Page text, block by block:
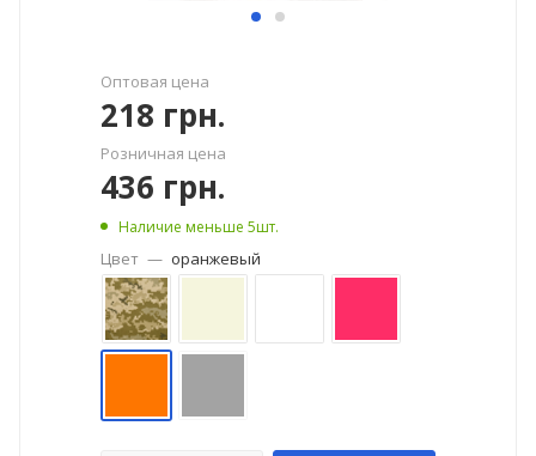
Оптовая цена
218 грн.
Розничная цена
436 грн.
Наличие меньше 5шт.
Цвет — оранжевый